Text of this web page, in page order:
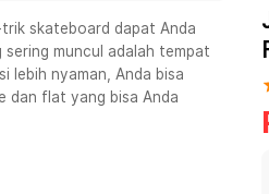
Sabtu - Minggu (08:00 - 20:00),
- Minggu/ Libur Nasional (08:00 -
skateboard dapat Anda
sering muncul adalah tempat
lebih nyaman, Anda bisa
dan flat yang bisa Anda